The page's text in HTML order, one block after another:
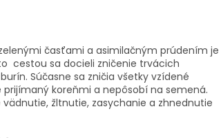
časťami a asimilačným prúdením je
cestou sa docieli zničenie trvácich
Súčasne sa zničia všetky vzídené
prijímaný koreňmi a nepôsobí na semená.
žltnutie, zasychanie a zhnednutie